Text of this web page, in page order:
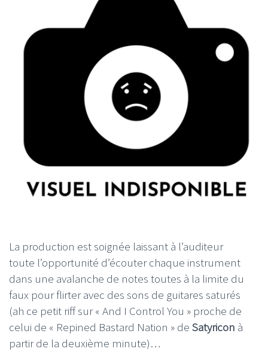
La production est soignée laissant à l’auditeur
toute l’opportunité d’écouter chaque instrument
dans une avalanche de notes toutes à la limite du
faux pour flirter avec des sons de guitares saturés
(ah ce petit riff sur « And I Control You » proche de
celui de « Repined Bastard Nation » de Satyricon à
partir de la deuxième minute)…